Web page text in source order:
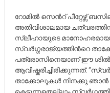
റോമില്‍ സെന്‍റ് പീറ്റേഴ്സ്
അതിവിശാലമായ
സ്ലീഹായുടെ
സ്വര്‍ഗ്ഗരാജ്യത്തിന്‍റെ
പത്രോസിനെയാണ് ഈ
ആവിഷ്കരിച്ചിരിക്കുന്നത്.
താക്കോലുകള്‍ നിനക്കു ഞാന്‍